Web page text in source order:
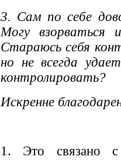
3. Сам по себе
Могу взорваться
Стараюсь себя
но не всегда
контролировать?
Искренне
1. Это связано